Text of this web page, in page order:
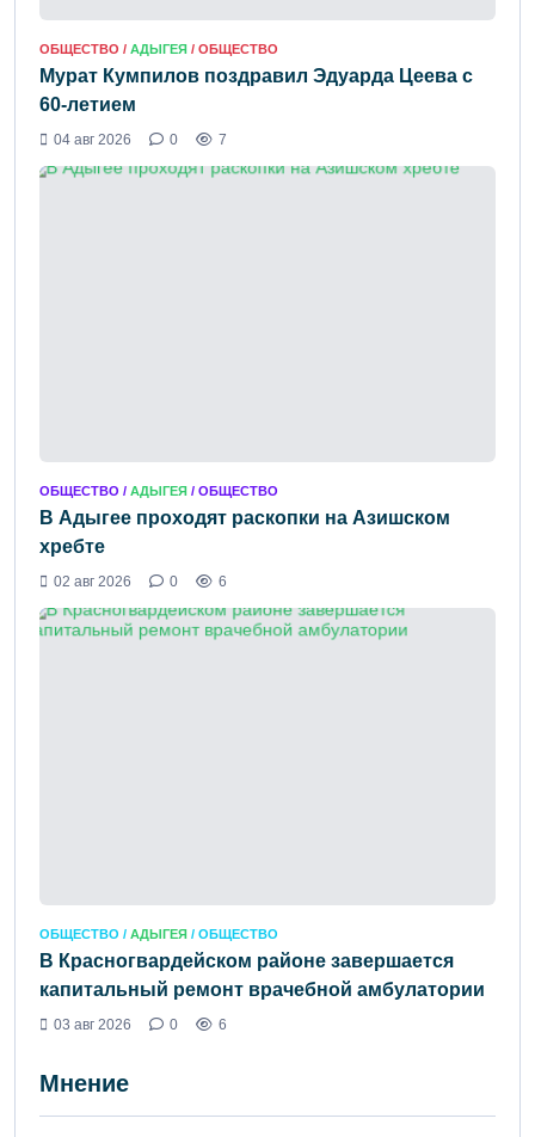
ОБЩЕСТВО / АДЫГЕЯ / ОБЩЕСТВО
Мурат Кумпилов поздравил Эдуарда Цеева с
60-летием
04 авг 2026 0 7
ОБЩЕСТВО / АДЫГЕЯ / ОБЩЕСТВО
В Адыгее проходят раскопки на Азишском
хребте
02 авг 2026 0 6
ОБЩЕСТВО / АДЫГЕЯ / ОБЩЕСТВО
В Красногвардейском районе завершается
капитальный ремонт врачебной амбулатории
03 авг 2026 0 6
Мнение